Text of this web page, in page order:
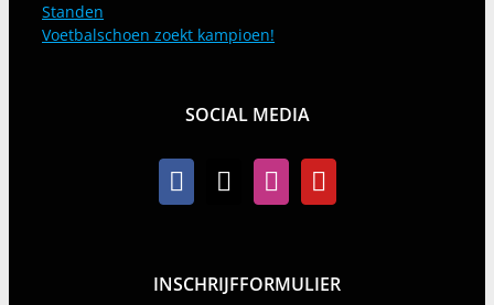
Standen
Voetbalschoen zoekt kampioen!
SOCIAL MEDIA
INSCHRIJFFORMULIER